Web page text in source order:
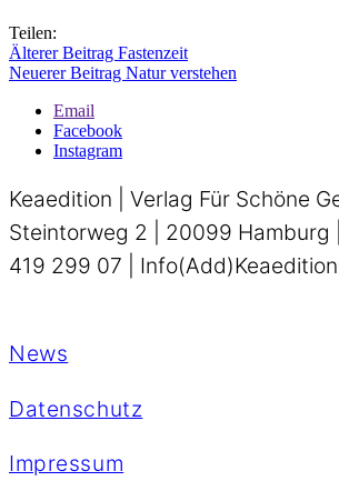
Teilen:
Älterer Beitrag Fastenzeit
Neuerer Beitrag Natur verstehen
Email
Facebook
Instagram
Keaedition | Verlag Für Schöne
Steintorweg 2 | 20099
419 299 07 |
News
Datenschutz
Impressum